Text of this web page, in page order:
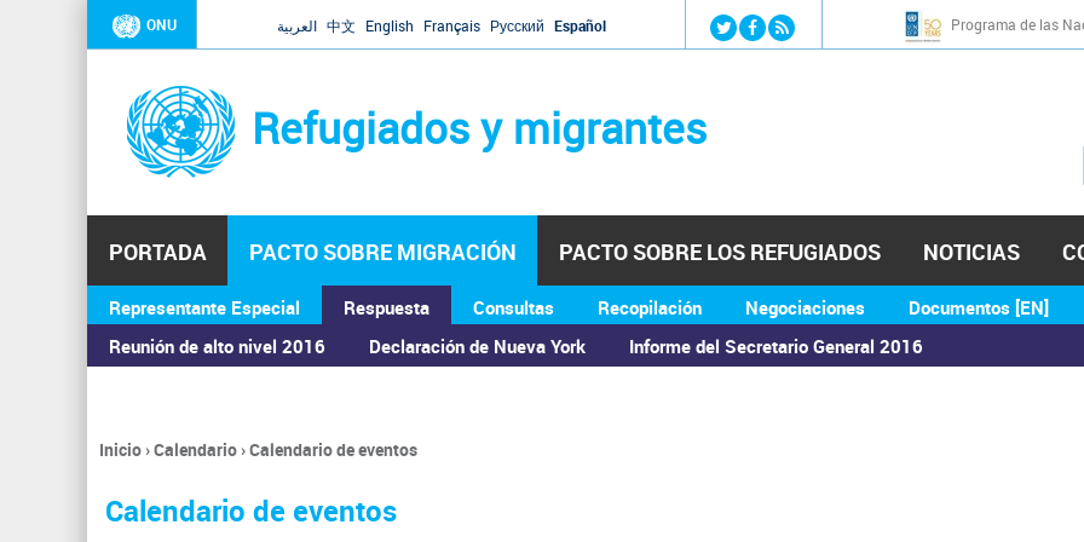
Jump to navigation
ONU العربية 中文 English Français Русский Español Programa de las
Refugiados y migrantes
PORTADA PACTO SOBRE MIGRACIÓN
Representante Especial
Respuesta
Reunión de alto nivel 2016
Declaración de Nueva York Informe del Secretario General 2016
Consultas Recopilación Negociaciones Documentos [EN]
PACTO SOBRE LOS REFUGIADOS NOTICIAS
ASAMBLEA GENERAL
Se
encuentra
usted
Inicio›Calendario›Calendario de eventos
Calendario de eventos